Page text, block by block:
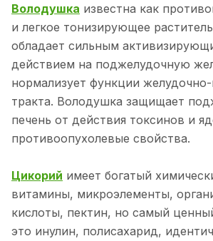
Володушка известна как
и легкое тонизирующее
обладает сильным
действием на поджелудочную
нормализует функции
тракта. Володушка защищает
печень от действия токсинов и
противоопухолевые свойства.
Цикорий имеет богатый
витамины, микроэлементы,
кислоты, пектин, но самый
это инулин, полисахарид,